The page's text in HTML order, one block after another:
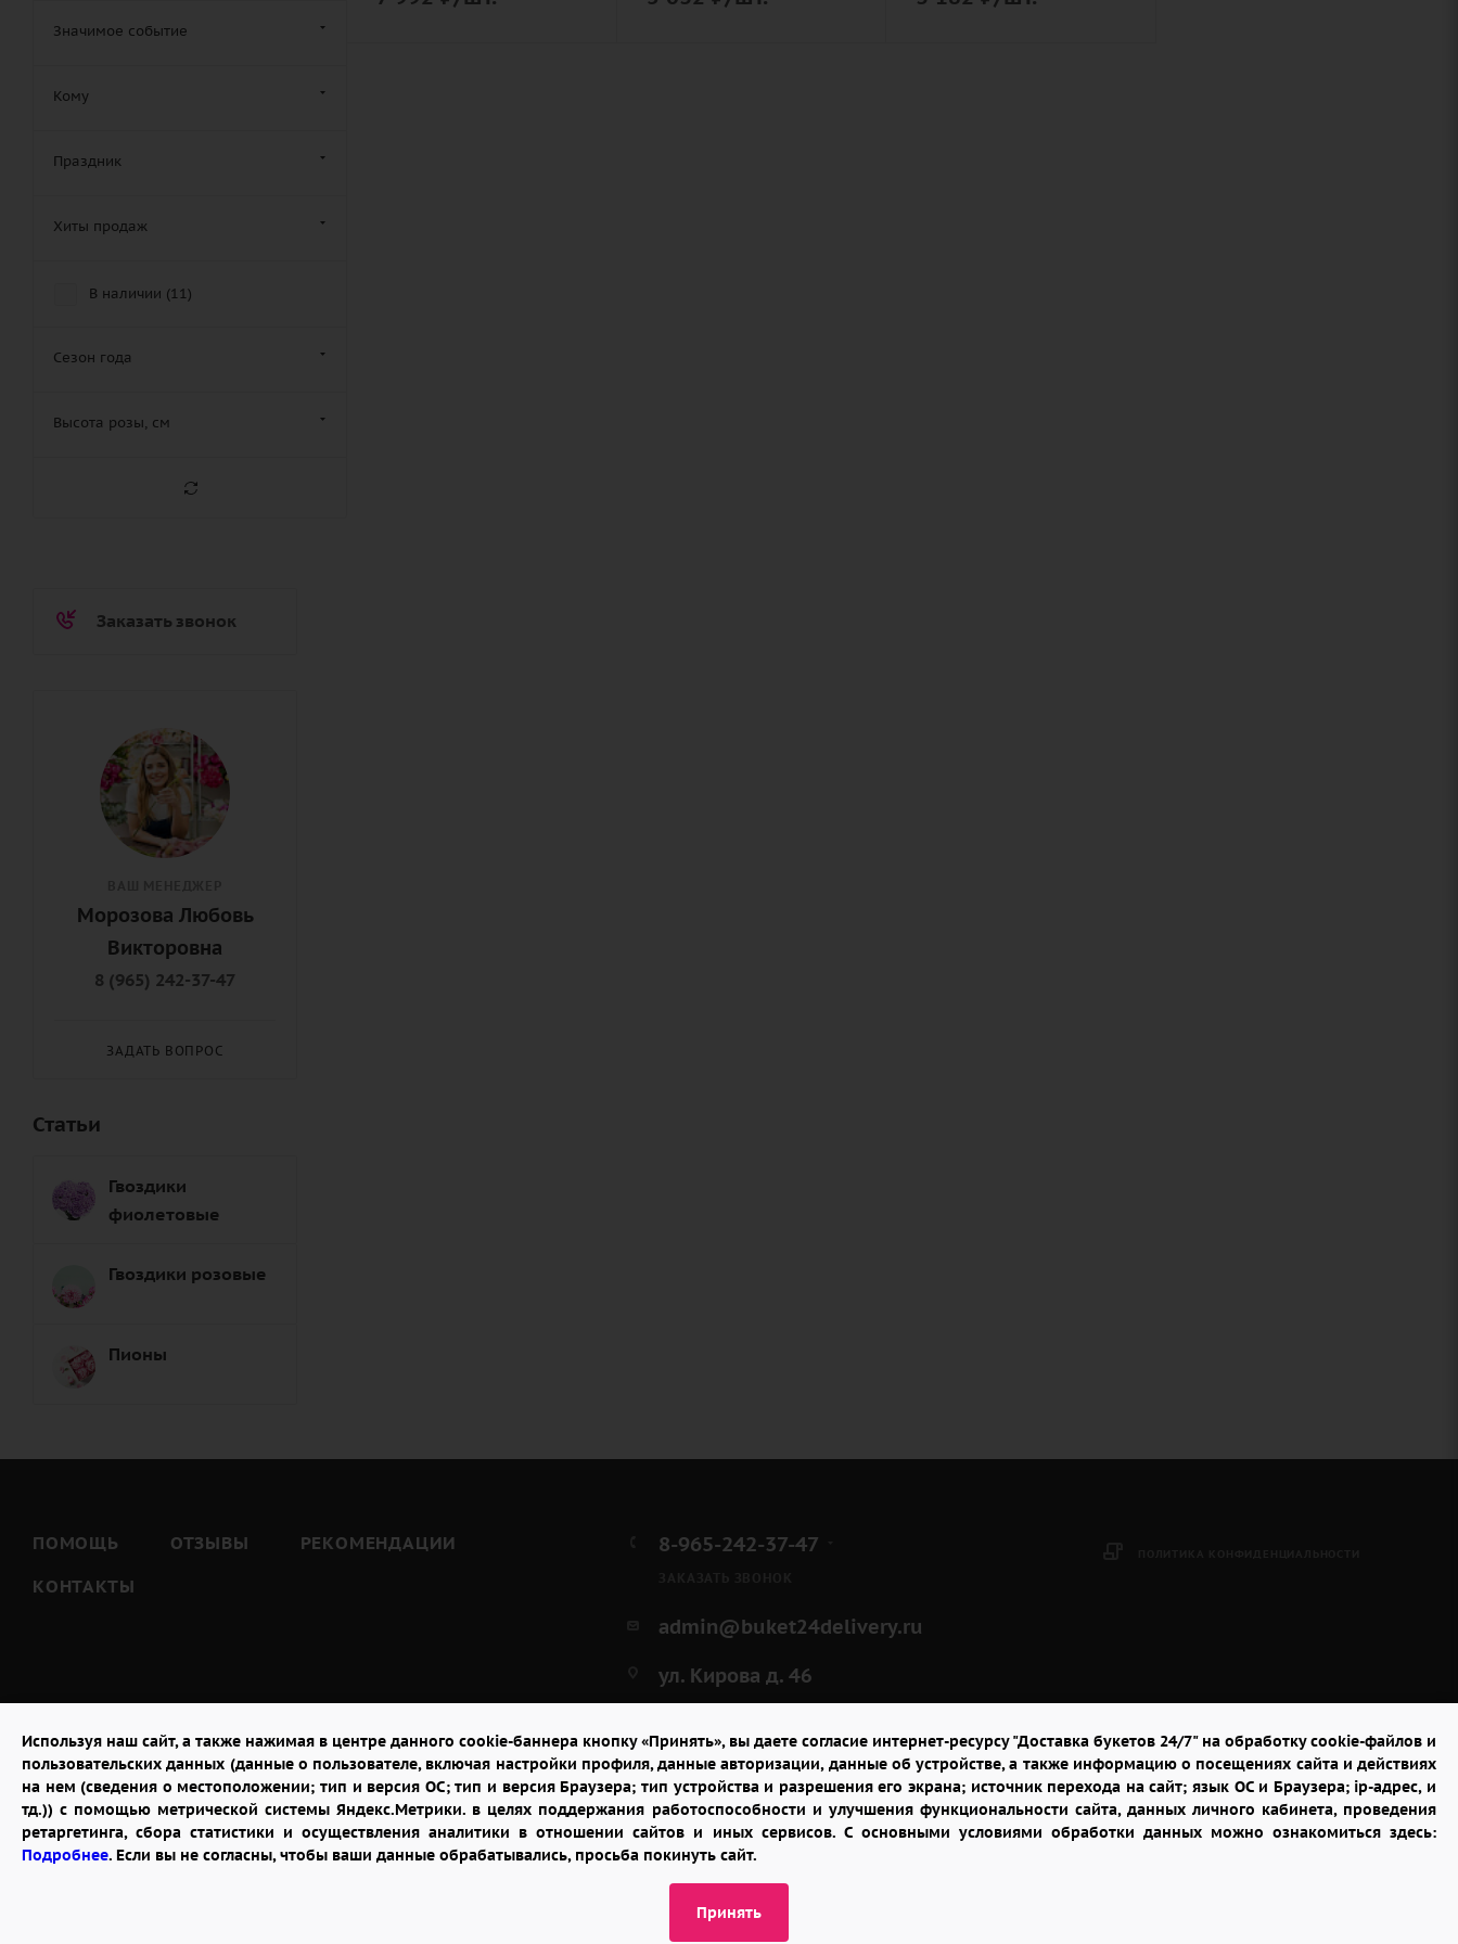
Используя наш сайт, а также нажимая в центре данного cookie-баннера кнопку «Принять», вы даете согласие интернет-ресурсу "Доставка букетов 24/7" на обработку cookie-файлов и
пользовательских данных (данные о пользователе, включая настройки профиля, данные авторизации, данные об устройстве, а также информацию о посещениях сайта и действиях
на нем (сведения о местоположении; тип и версия ОС; тип и версия Браузера; тип устройства и разрешения его экрана; источник перехода на сайт; язык ОС и Браузера; ip-адрес, и
тд.)) с помощью метрической системы Яндекс.Метрики. в целях поддержания работоспособности и улучшения функциональности сайта, данных личного кабинета, проведения
ретаргетинга, сбора статистики и осуществления аналитики в отношении сайтов и иных сервисов. С основными условиями обработки данных можно ознакомиться здесь:
Подробнее. Если вы не согласны, чтобы ваши данные обрабатывались, просьба покинуть сайт.
Принять
Хризантема (7
Полевые (4)
Розы пионовидные (
Смешанные (
Цветы (47
Эксклюзивные (
Значимое событие
Кому
Праздник
Хиты продаж
В наличии (11)
Сезон года
Высота розы, см
Заказать звонок
Морозова Любовь
Викторовна
8 (965) 242-37-47
ЗАДАТЬ ВОПРОС
Статьи
Гвоздики
фиолетовые
Гвоздики розовые
Пионы
ПОМОЩЬ ОТЗЫВЫ
РЕКОМЕНДАЦИИ
КОНТАКТЫ
8-965-242-37-47
admin@buket24delivery.ru
ул. Кирова д. 46
2026 © "Доставка цветов в Калуге"